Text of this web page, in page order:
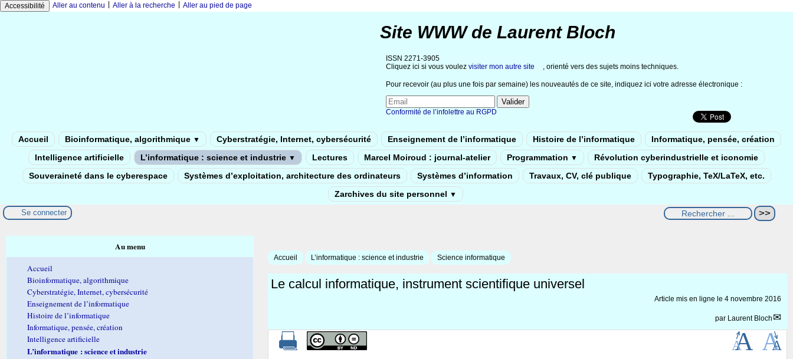
Accessibilité Aller au contenu Aller à la recherche Aller au pied de page
Site WWW de Laurent Bloch
ISSN 2271-3905
Cliquez ici si vous voulez visiter mon autre site , orienté vers des sujets moins techniques.
Pour recevoir (au plus une fois par semaine) les nouveautés de ce site, indiquez ici votre adresse électronique :
Conformité de l’infolettre au RGPD
Accueil Bioinformatique, algorithmique ▼ Cyberstratégie, Internet, cybersécurité Enseignement de l’informatique Histoire de l’informatique
Informatique, pensée, création
Intelligence artificielle
L’informatique : science et industrie ▼ Lectures Marcel Moiroud : journal-atelier Programmation ▼
Révolution cyberindustrielle et iconomie
Souveraineté dans le cyberespace
Systèmes d’exploitation, architecture des ordinateurs Systèmes d’information Travaux, CV, clé publique
Typographie, TeX/LaTeX, etc.
Zarchives du site personnel ▼
Se connecter
Accueil L’informatique : science et industrie Science informatique
Le calcul informatique, instrument scientifique universel
Article mis en ligne le 4 novembre 2016
par Laurent Bloch
Au menu
Accueil
Bioinformatique, algorithmique
Cyberstratégie, Internet, cybersécurité
Enseignement de l’informatique
Histoire de l’informatique
Informatique, pensée, création
Intelligence artificielle
L’informatique : science et industrie